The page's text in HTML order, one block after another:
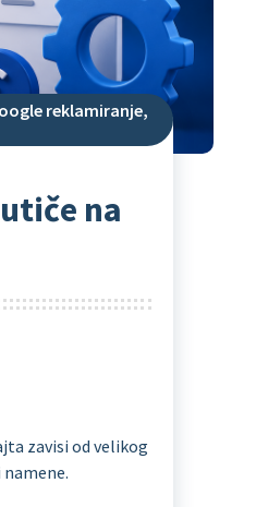
reklamiranje,
na
zavisi od velikog